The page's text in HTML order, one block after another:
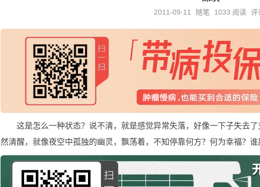
2011-09-11 随笔 1033 阅读 评
这是怎么一种状态？说不清，就是感觉异常失落，好像一下子失去
然清醒，就像夜空中孤独的幽灵，飘荡着，不知停靠何方？何为幸福？谁